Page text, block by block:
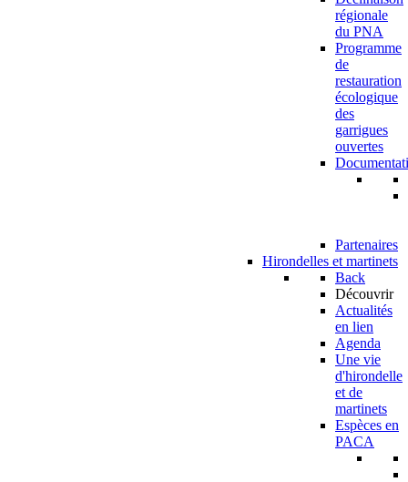
régionale
du PNA
Programme
de
restauration
écologique
des
garrigues
ouvertes
Partenaires
Hirondelles et martinets
Back
Découvrir
Actualités
en lien
Agenda
Une vie
d'hirondelle
et de
martinets
Espèces en
PACA